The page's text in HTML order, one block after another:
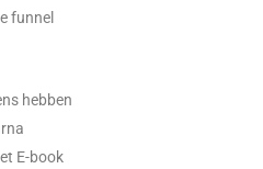
funnel
hebben
E-book